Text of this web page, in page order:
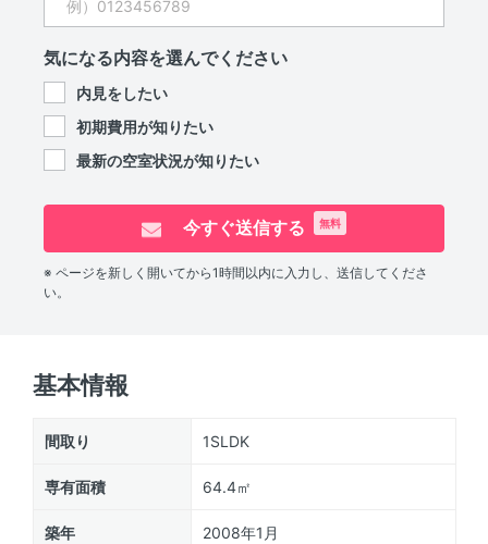
気になる内容を選んでください
内見をしたい
初期費用が知りたい
最新の空室状況が知りたい
今すぐ送信する 無料
※ ページを新しく開いてから1時間以内に入力し、送信してくださ
い。
基本情報
間取り 1SLDK
専有面積 64.4㎡
築年 2008年1月